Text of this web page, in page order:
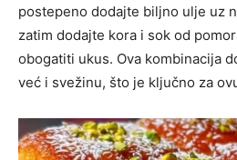
postepeno dodajte biljno ulje uz
zatim dodajte kora i sok od
obogatiti ukus. Ova kombinacija
već i svežinu, što je ključno za